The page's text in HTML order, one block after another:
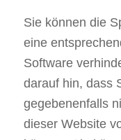
Sie können die
eine
Software
darauf hin, dass
gegebenenfalls
dieser Website